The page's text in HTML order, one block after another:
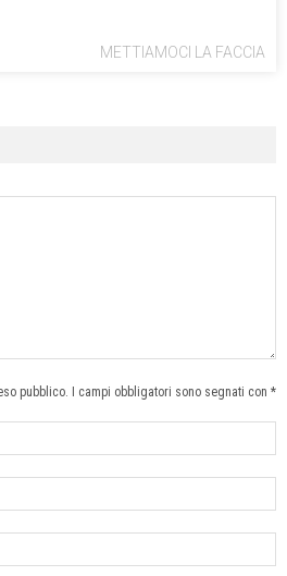
METTIAMOCI LA FACCIA
pubblico. I campi obbligatori sono segnati con *